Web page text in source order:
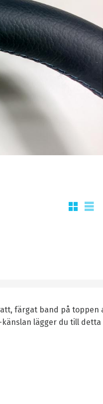
Rutnätsvy
färgat band på toppen
lägger du till detta